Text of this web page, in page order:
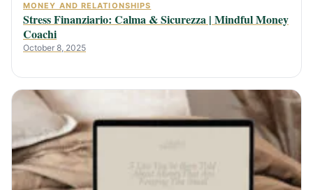
MONEY AND RELATIONSHIPS
Stress Finanziario: Calma & Sicurezza | Mindful Money
Coachi
October 8, 2025